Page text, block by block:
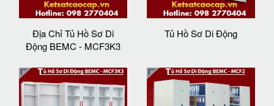
Địa Chỉ Tủ Hồ Sơ Di
Động BEMC - MCF3K3
Tủ Hồ Sơ Di Động